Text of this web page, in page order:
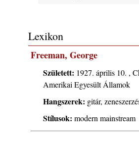
tudok… 19. rész: XXXI.
Dixieland Napok
augusztus 21-22-23.)
2026. augusztus 08.
Jazz-rock albumok 1986-ból -
„Into the Blue”
2026. augusztus 08.
Fusio Group feat. Kertész
Visions" lemezbemutató koncert
2026. augusztus 07.
Lexikon
Freeman, George
Született: 1927. április 10. ,
Amerikai Egyesült Államok
Hangszerek: gitár,
Stílusok: modern mainstream